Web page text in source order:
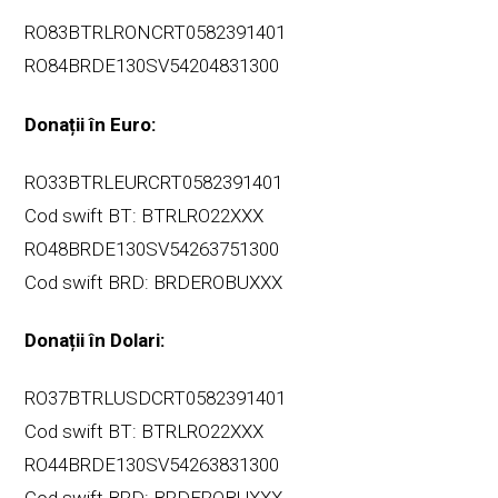
RO83BTRLRONCRT0582391401
RO84BRDE130SV54204831300
Donații în Euro:
RO33BTRLEURCRT0582391401
Cod swift BT: BTRLRO22XXX
RO48BRDE130SV54263751300
Cod swift BRD: BRDEROBUXXX
Donații în Dolari:
RO37BTRLUSDCRT0582391401
Cod swift BT: BTRLRO22XXX
RO44BRDE130SV54263831300